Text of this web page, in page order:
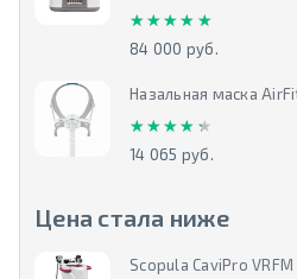
★★★★★
★★★★★
84 000 руб.
Назальная маска
★★★★★
★★★★★
14 065 руб.
Цена стала ниже
Scopula CaviPro